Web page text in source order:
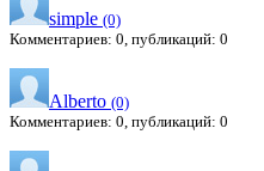
simple (0)
Комментариев: 0, публикаций: 0
Alberto (0)
Комментариев: 0, публикаций: 0